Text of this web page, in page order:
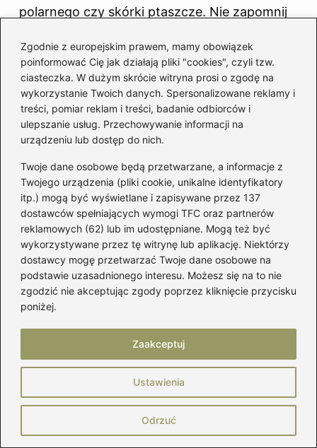
Zgodnie z europejskim prawem, mamy obowiązek
poinformować Cię jak działają pliki "cookies", czyli tzw.
ciasteczka. W dużym skrócie witryna prosi o zgodę na
wykorzystanie Twoich danych. Spersonalizowane reklamy i
treści, pomiar reklam i treści, badanie odbiorców i
ulepszanie usług. Przechowywanie informacji na
urządzeniu lub dostęp do nich.
Twoje dane osobowe będą przetwarzane, a informacje z
Twojego urządzenia (pliki cookie, unikalne identyfikatory
itp.) mogą być wyświetlane i zapisywane przez 137
dostawców spełniających wymogi TFC oraz partnerów
reklamowych (62) lub im udostępniane. Mogą też być
wykorzystywane przez tę witrynę lub aplikację. Niektórzy
dostawcy mogę przetwarzać Twoje dane osobowe na
podstawie uzasadnionego interesu. Możesz się na to nie
zgodzić nie akceptując zgody poprzez kliknięcie przycisku
poniżej.
Ustawienia
Odrzuć
Zaakceptuj
polarnego czy skórki ptaszcze. Nie zapomnij
które oddadzą ducha tradycji inuitów.
Jakie są kluczowe elementy stylizacji stroju
eskimosa?
Kluczowe elementy to oczywiście anorak i
gwarantować ciepło i wygodę. Warto także
zastosować dobrej jakości bieliznę termiczną
oraz akcesoria, takie jak pompony czy
nakładki na buty, aby dopełnić całość.
Jakie inspiracje kolorystyczne można
wykorzystać przy tworzeniu stroju
eskimosa?
Przy tworzeniu stroju eskimosa warto
postawić na ciepłe i nasycone kolory,
inspirowane arktycznymi pejzażami. Można
również wykorzystać różnorodne wzory,
takie jak geometria czy motywy kwiatowe, by
nadać strojowi unikalny i kreatywny